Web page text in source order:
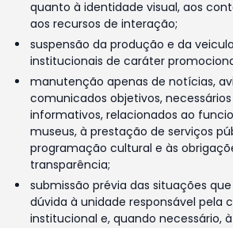
quanto à identidade visual, aos
aos recursos de interação;
suspensão da produção e da
institucionais de caráter
manutenção apenas de notícias,
comunicados objetivos,
informativos, relacionados ao
museus, à prestação de serviços
programação cultural e às
transparência;
submissão prévia das situações
dúvida à unidade responsável pela
institucional e, quando necessário,